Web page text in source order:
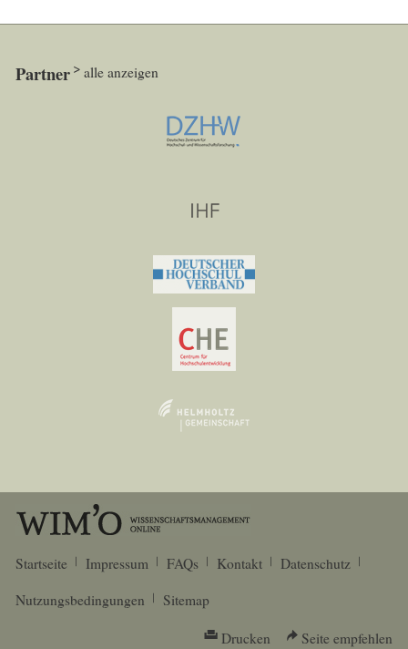
Partner alle anzeigen
Startseite Impressum FAQs Kontakt
Datenschutz
Nutzungsbedingungen
Sitemap
Drucken Seite empfehlen